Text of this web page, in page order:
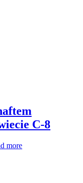
C-8
more